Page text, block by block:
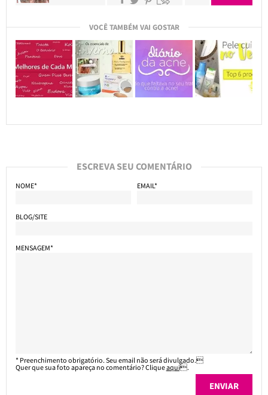
VOCÊ TAMBÉM VAI GOSTAR
ESCREVA SEU COMENTÁRIO
NOME* EMAIL*
BLOG/SITE
MENSAGEM*
* Preenchimento obrigatório. Seu email não será divulgado.
Quer que sua foto apareça no comentário? Cliqueaqui.